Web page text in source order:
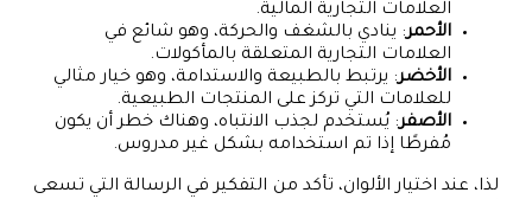
العلامات التجارية المالية.
الأحمر: ينادي بالشغف والحركة، وهو شائع في
العلامات التجارية المتعلقة بالمأكولات.
الأخضر: يرتبط بالطبيعة والاستدامة، وهو خيار مثالي
للعلامات التي تركز على المنتجات الطبيعية.
الأصفر: يُستخدم لجذب الانتباه، وهناك خطر أن يكون
مُفرطًا إذا تم استخدامه بشكل غير مدروس.
لذا، عند اختيار الألوان، تأكد من التفكير في الرسالة التي تسعى